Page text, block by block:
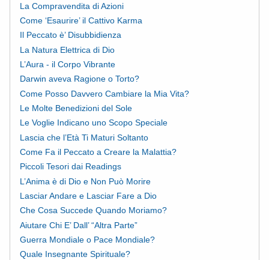
La Compravendita di Azioni
Come ‘Esaurire’ il Cattivo Karma
Il Peccato è’ Disubbidienza
La Natura Elettrica di Dio
L’Aura - il Corpo Vibrante
Darwin aveva Ragione o Torto?
Come Posso Davvero Cambiare la Mia Vita?
Le Molte Benedizioni del Sole
Le Voglie Indicano uno Scopo Speciale
Lascia che l’Età Ti Maturi Soltanto
Come Fa il Peccato a Creare la Malattia?
Piccoli Tesori dai Readings
L’Anima è di Dio e Non Può Morire
Lasciar Andare e Lasciar Fare a Dio
Che Cosa Succede Quando Moriamo?
Aiutare Chi E’ Dall’ “Altra Parte”
Guerra Mondiale o Pace Mondiale?
Quale Insegnante Spirituale?